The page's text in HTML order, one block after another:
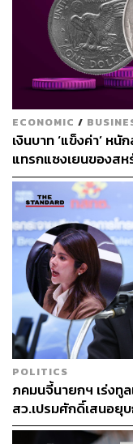
ระลึกดังกล่าวแล้ว
สำหรับการแลกเปลี่
บาทไม่ใช่สกุลเงินส
ประเทศอยู่แล้ว ธน
ต่างประเทศอาจจะรั
กับการมีหรือไม่มี
ด้านซื้อและขายจาก
เปลี่ยนเงิน
ธนบัตรที่ระลึก
100%
การออกใช้ธนบัตร
หมุนเวียนปกติและธ
มีทุนสำรองเงินตรา
หมุนเวียนรวมธนบัต
ล้านบาท ขณะที่ธนบั
ล้านบาท หรือประมา
ทั้งหมด ทั้งนี้ ประชา
ออกใช้ รวมถึงทุนสำร
เงินประจำสัปดาห์ขอ
ECONOMIC /
เงินบาท ‘แข็งค่า’ ห
แทรกแซงเยนของ
เปิดเป้าสิ้นปีนี้จ่อแข็
POLITICS
ภคมนจี้นายกฯ เร่งทู
สว.เปรมศักดิ์เสนอยุ